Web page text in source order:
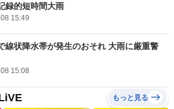
録的短時間大雨
15:49
線状降水帯が発生のおそれ 大雨に厳重警
15:08
もっと見る